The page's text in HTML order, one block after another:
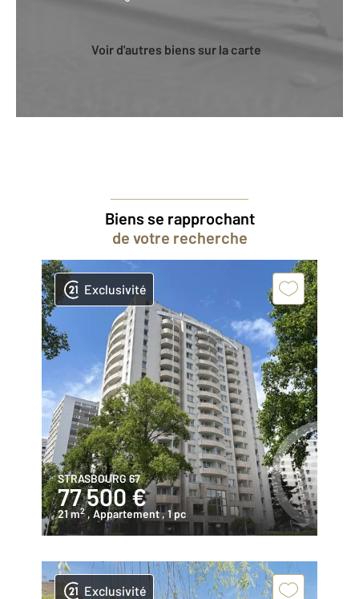
Voir d'autres biens sur la carte
Biens se rapprochant
de votre recherche
Exclusivité
STRASBOURG 67
77 500 €
21 m2 , Appartement, 1 pc
Exclusivité